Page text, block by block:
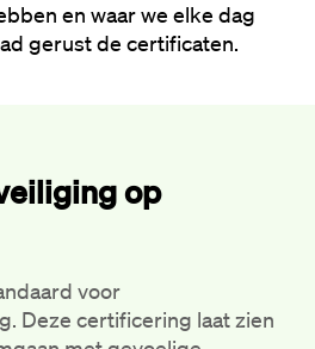
en waar we elke dag
gerust de certificaten.
op
voor
Deze certificering laat zien